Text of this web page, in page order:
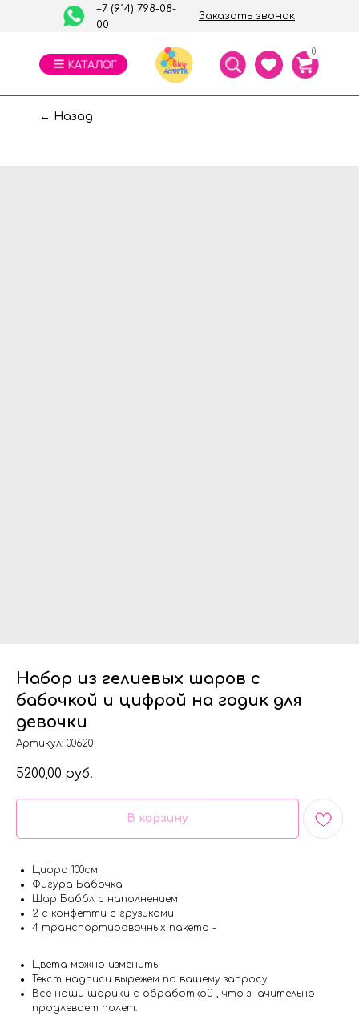
Заказать звонок
+7 (914) 798-08-
00
0
← Назад
Набор из гелиевых шаров с
бабочкой и цифрой на годик для
девочки
Артикул: 00620
5200,00 руб.
В корзину
Цифра 100см
Фигура Бабочка
Шар Баббл с наполнением
2 с конфетти с грузиками
4 транспортировочных пакета -
Цвета можно изменить
Текст надписи вырежем по вашему запросу
Все наши шарики с обработкой , что значительно
продлевает полет.